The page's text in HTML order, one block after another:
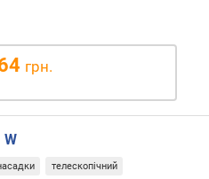
грн.
W
телескопічний